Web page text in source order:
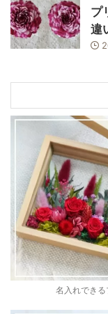
プ
違
名入れでき